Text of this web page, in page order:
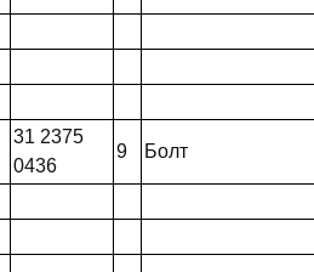
31 2375
0436
9 Болт